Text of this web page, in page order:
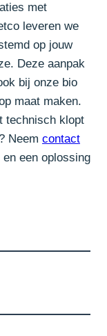
met
leveren we
op jouw
Deze aanpak
bij onze bio
maat maken.
technisch klopt
Neem contact
een oplossing